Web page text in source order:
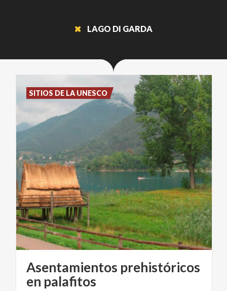
LAGO DI GARDA
Asentamientos prehistóricos
en palafitos
SITIOS DE LA UNESCO